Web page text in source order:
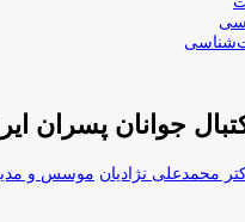
جوانان پسران
موسس و